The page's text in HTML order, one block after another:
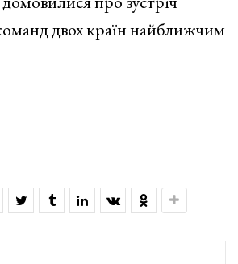
двох країн найближчим